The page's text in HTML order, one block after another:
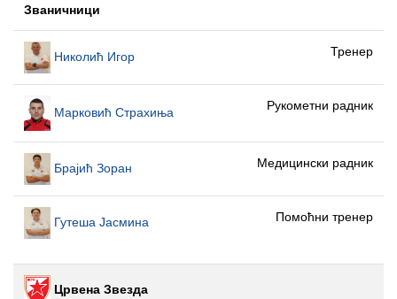
Званичници
Николић Игор Тренер
Марковић Страхиња Рукометни радник
Брајић Зоран Медицински радник
Гутеша Јасмина Помоћни тренер
Црвена Звезда